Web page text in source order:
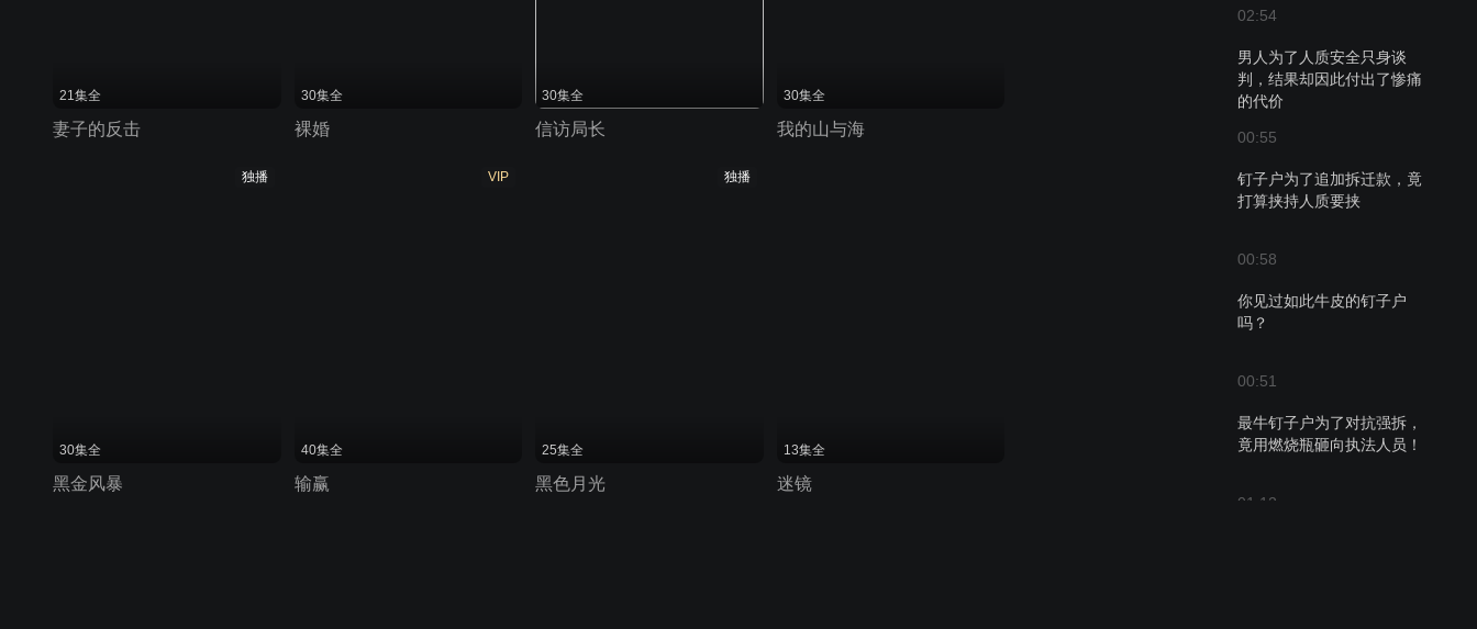
02:54
男人为了人质安全只身谈
判，结果却因此付出了惨痛
的代价
00:55
钉子户为了追加拆迁款，竟
打算挟持人质要挟
00:58
你见过如此牛皮的钉子户
吗？
00:51
最牛钉子户为了对抗强拆，
竟用燃烧瓶砸向执法人员！
01:12
21集全
妻子的反击
30集全
裸婚
30集全
信访局长
30集全
我的山与海
独播
30集全
黑金风暴
VIP
40集全
输赢
独播
25集全
黑色月光
13集全
迷镜